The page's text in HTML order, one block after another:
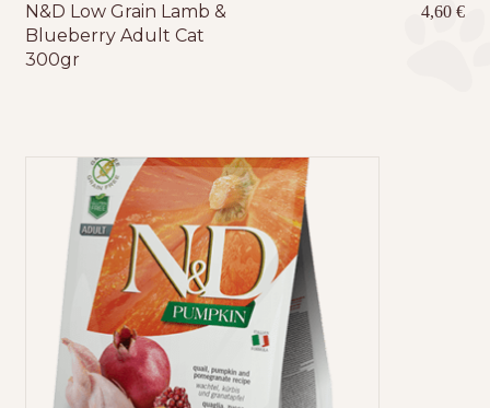
N&D Low Grain Lamb &
Blueberry Adult Cat
300gr
4,60€